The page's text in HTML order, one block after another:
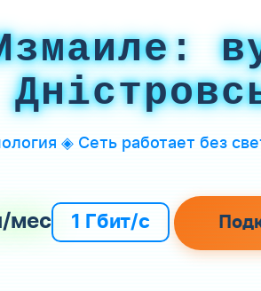
◈ Сеть работает без
мес 1 Гбит/с